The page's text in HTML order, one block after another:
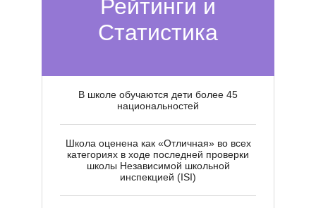
Рейтинги и
Статистика
В школе обучаются дети более 45
национальностей
Школа оценена как «Отличная» во всех
категориях в ходе последней проверки
школы Независимой школьной
инспекцией (ISI)